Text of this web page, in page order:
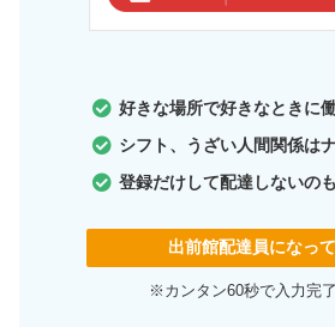
好きな場所で好きなときに
シフト、うざい人間関係は
登録だけして配達しないの
出前館配達員になっ
※カンタン60秒で入力完了